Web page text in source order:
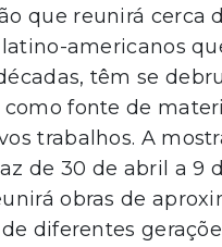
que reunirá cerca
americanos
têm se
como fonte de
trabalhos. A
de 30 de abril a 9
obras de
diferentes